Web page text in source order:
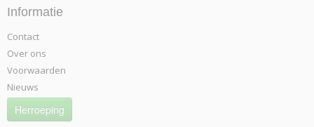
Informatie
Contact
Over ons
Voorwaarden
Nieuws
Herroeping